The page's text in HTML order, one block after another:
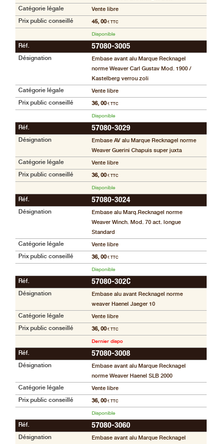
Catégorie légale Vente libre
Prix public conseillé 45, 00€ TTC
Disponible
Réf.
57080-3005
Désignation
Embase avant alu Marque Recknagel
norme Weaver Carl Gustav Mod. 1900 /
Kastelberg verrou zoli
Catégorie légale Vente libre
Prix public conseillé 36, 00€ TTC
Disponible
Réf.
57080-3029
Désignation
Embase AV alu Marque Recknagel norme
Weaver Guerini Chapuis super juxta
Catégorie légale Vente libre
Prix public conseillé 36, 00€ TTC
Disponible
Réf.
57080-3024
Désignation
Embase alu Marq.Recknagel norme
Weaver Winch. Mod. 70 act. longue
Standard
Catégorie légale Vente libre
Prix public conseillé 36, 00€ TTC
Disponible
Réf.
57080-302C
Désignation
Embase alu avant Recknagel norme
weaver Haenel Jaeger 10
Catégorie légale Vente libre
Prix public conseillé 36, 00€ TTC
Dernier dispo
Réf.
57080-3008
Désignation
Embase avant alu Marque Recknagel
norme Weaver Haenel SLB 2000
Catégorie légale Vente libre
Prix public conseillé 36, 00€ TTC
Disponible
Réf.
57080-3060
Désignation
Embase avant alu Marque Recknagel